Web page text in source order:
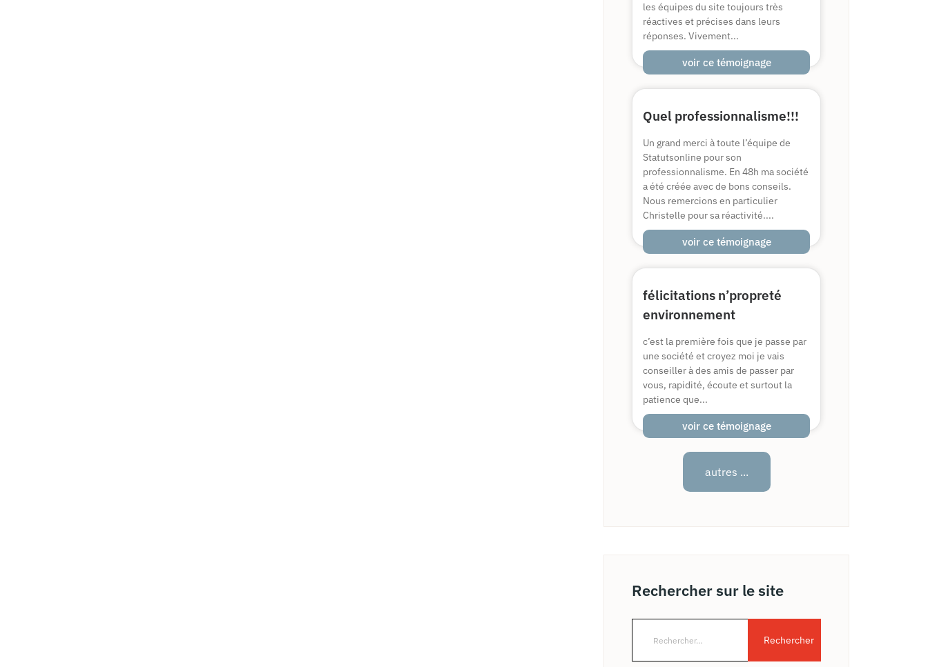
les équipes du site toujours très
réactives et précises dans leurs
réponses. Vivement...
voir ce témoignage
Quel professionnalisme!!!
Un grand merci à toute l’équipe de
Statutsonline pour son
professionnalisme. En 48h ma société
a été créée avec de bons conseils.
Nous remercions en particulier
Christelle pour sa réactivité....
voir ce témoignage
félicitations n’propreté
environnement
c’est la première fois que je passe par
une société et croyez moi je vais
conseiller à des amis de passer par
vous, rapidité, écoute et surtout la
patience que...
voir ce témoignage
autres ...
Rechercher sur le site